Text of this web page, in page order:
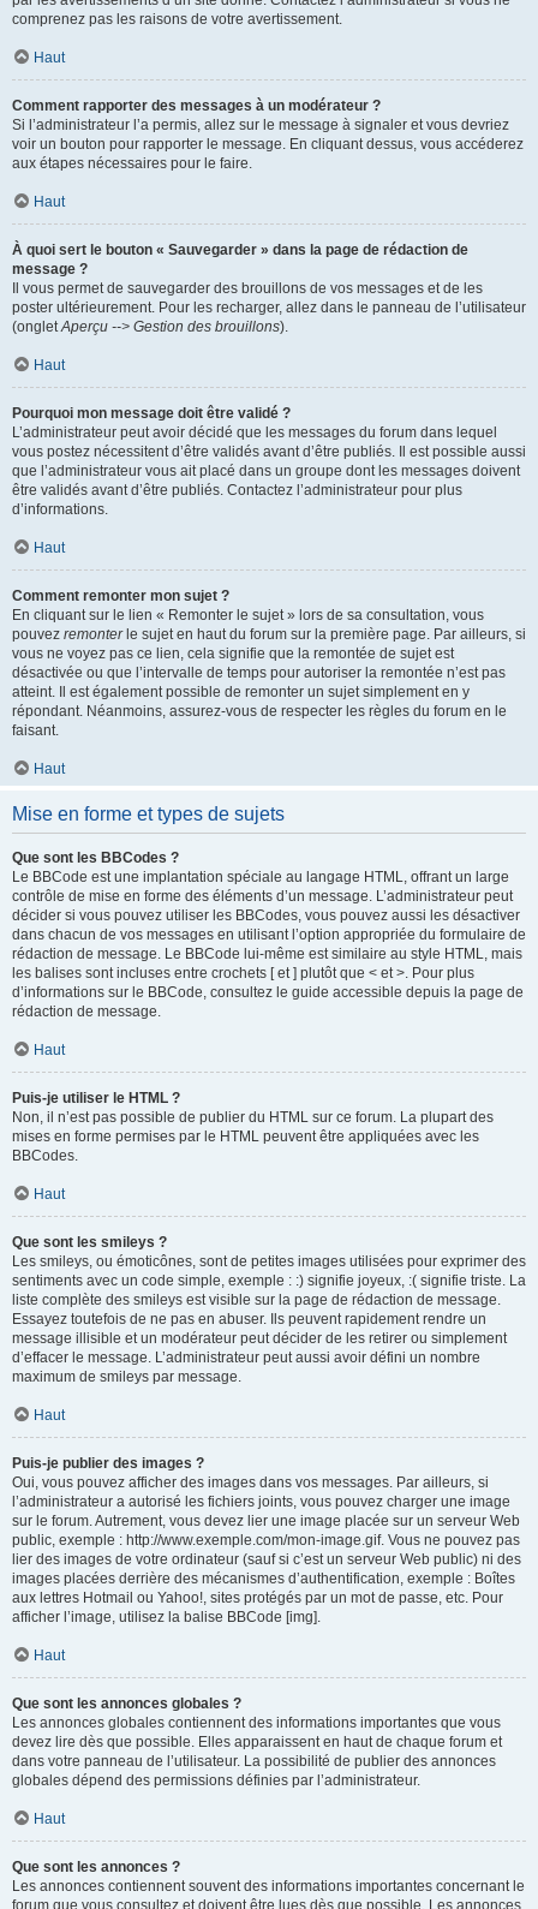
comprenez pas les raisons de votre avertissement.
Haut
Comment rapporter des messages à un modérateur ?
Si l’administrateur l’a permis, allez sur le message à signaler et vous devriez
voir un bouton pour rapporter le message. En cliquant dessus, vous accéderez
aux étapes nécessaires pour le faire.
Haut
À quoi sert le bouton « Sauvegarder » dans la page de rédaction de
message ?
Il vous permet de sauvegarder des brouillons de vos messages et de les
poster ultérieurement. Pour les recharger, allez dans le panneau de l’utilisateur
(ongletAperçu --> Gestion des brouillons).
Haut
Pourquoi mon message doit être validé ?
L’administrateur peut avoir décidé que les messages du forum dans lequel
vous postez nécessitent d’être validés avant d’être publiés. Il est possible aussi
que l’administrateur vous ait placé dans un groupe dont les messages doivent
être validés avant d’être publiés. Contactez l’administrateur pour plus
d’informations.
Haut
Comment remonter mon sujet ?
En cliquant sur le lien « Remonter le sujet » lors de sa consultation, vous
pouvez remonterle sujet en haut du forum sur la première page. Par ailleurs, si
vous ne voyez pas ce lien, cela signifie que la remontée de sujet est
désactivée ou que l’intervalle de temps pour autoriser la remontée n’est pas
atteint. Il est également possible de remonter un sujet simplement en y
répondant. Néanmoins, assurez-vous de respecter les règles du forum en le
faisant.
Haut
Mise en forme et types de sujets
Que sont les BBCodes ?
Le BBCode est une implantation spéciale au langage HTML, offrant un large
contrôle de mise en forme des éléments d’un message. L’administrateur peut
décider si vous pouvez utiliser les BBCodes, vous pouvez aussi les désactiver
dans chacun de vos messages en utilisant l’option appropriée du formulaire de
rédaction de message. Le BBCode lui-même est similaire au style HTML, mais
les balises sont incluses entre crochets [ et ] plutôt que < et >. Pour plus
d’informations sur le BBCode, consultez le guide accessible depuis la page de
rédaction de message.
Haut
Puis-je utiliser le HTML ?
Non, il n’est pas possible de publier du HTML sur ce forum. La plupart des
mises en forme permises par le HTML peuvent être appliquées avec les
BBCodes.
Haut
Que sont les smileys ?
Les smileys, ou émoticônes, sont de petites images utilisées pour exprimer des
sentiments avec un code simple, exemple : :) signifie joyeux, :( signifie triste. La
liste complète des smileys est visible sur la page de rédaction de message.
Essayez toutefois de ne pas en abuser. Ils peuvent rapidement rendre un
message illisible et un modérateur peut décider de les retirer ou simplement
d’effacer le message. L’administrateur peut aussi avoir défini un nombre
maximum de smileys par message.
Haut
Puis-je publier des images ?
Oui, vous pouvez afficher des images dans vos messages. Par ailleurs, si
l’administrateur a autorisé les fichiers joints, vous pouvez charger une image
sur le forum. Autrement, vous devez lier une image placée sur un serveur Web
public, exemple : http://www.exemple.com/mon-image.gif. Vous ne pouvez pas
lier des images de votre ordinateur (sauf si c’est un serveur Web public) ni des
images placées derrière des mécanismes d’authentification, exemple : Boîtes
aux lettres Hotmail ou Yahoo!, sites protégés par un mot de passe, etc. Pour
afficher l’image, utilisez la balise BBCode [img].
Haut
Que sont les annonces globales ?
Les annonces globales contiennent des informations importantes que vous
devez lire dès que possible. Elles apparaissent en haut de chaque forum et
dans votre panneau de l’utilisateur. La possibilité de publier des annonces
globales dépend des permissions définies par l’administrateur.
Haut
Que sont les annonces ?
Les annonces contiennent souvent des informations importantes concernant le
forum que vous consultez et doivent être lues dès que possible. Les annonces